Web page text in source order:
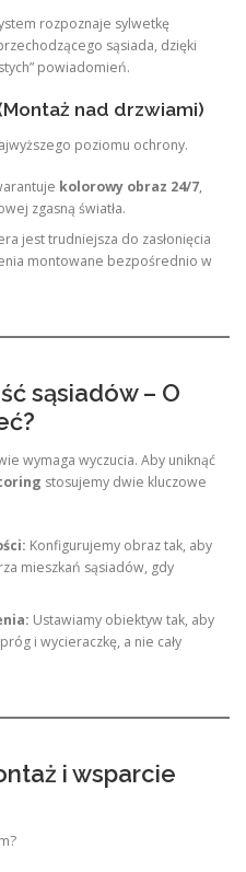
rozpoznaje sylwetkę
sąsiada, dzięki
powiadomień.
nad drzwiami)
poziomu ochrony.
kolorowy obraz 24/7,
zgasną światła.
jest trudniejsza do zasłonięcia
montowane bezpośrednio w
sąsiadów – O
wymaga wyczucia. Aby uniknąć
stosujemy dwie kluczowe
Konfigurujemy obraz tak, aby
mieszkań sąsiadów, gdy
Ustawiamy obiektyw tak, aby
i wycieraczkę, a nie cały
i wsparcie